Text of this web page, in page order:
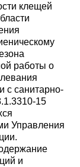
клещей
работы о
с санитарно-
15
Управления
и